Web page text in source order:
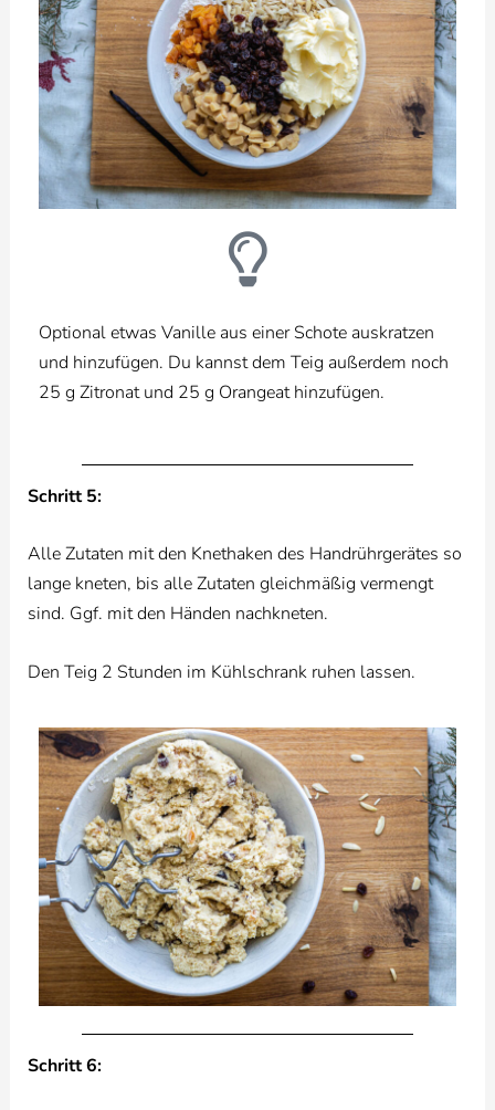
Optional etwas Vanille aus einer Schote auskratzen
und hinzufügen. Du kannst dem Teig außerdem noch
25 g Zitronat und 25 g Orangeat hinzufügen.
Schritt 5:
Alle Zutaten mit den Knethaken des Handrührgerätes so
lange kneten, bis alle Zutaten gleichmäßig vermengt
sind. Ggf. mit den Händen nachkneten.
Den Teig 2 Stunden im Kühlschrank ruhen lassen.
Schritt 6: